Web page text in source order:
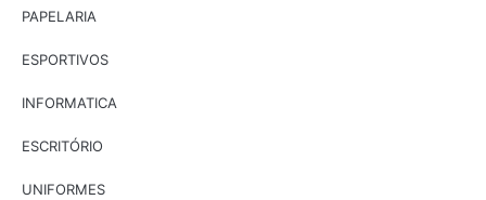
PAPELARIA
ESPORTIVOS
INFORMATICA
ESCRITÓRIO
UNIFORMES